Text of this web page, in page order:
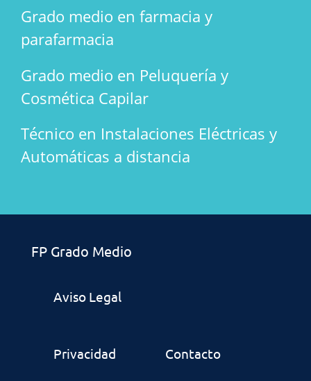
Grado medio en farmacia y
parafarmacia
Grado medio en Peluquería y
Cosmética Capilar
Técnico en Instalaciones Eléctricas y
Automáticas a distancia
FP Grado Medio
Aviso Legal
Privacidad Contacto